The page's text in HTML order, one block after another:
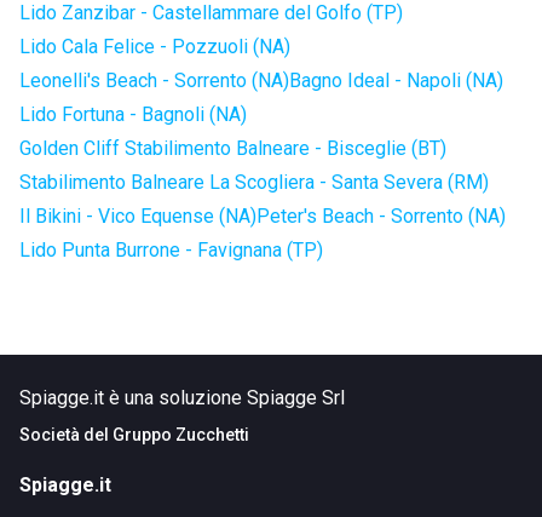
Lido Zanzibar - Castellammare del Golfo (TP)
Lido Cala Felice - Pozzuoli (NA)
Leonelli's Beach - Sorrento (NA)Bagno Ideal - Napoli (NA)
Lido Fortuna - Bagnoli (NA)
Golden Cliff Stabilimento Balneare - Bisceglie (BT)
Stabilimento Balneare La Scogliera - Santa Severa (RM)
Il Bikini - Vico Equense (NA)Peter's Beach - Sorrento (NA)
Lido Punta Burrone - Favignana (TP)
Spiagge.it è una soluzione Spiagge Srl
Società del Gruppo Zucchetti
Spiagge.it